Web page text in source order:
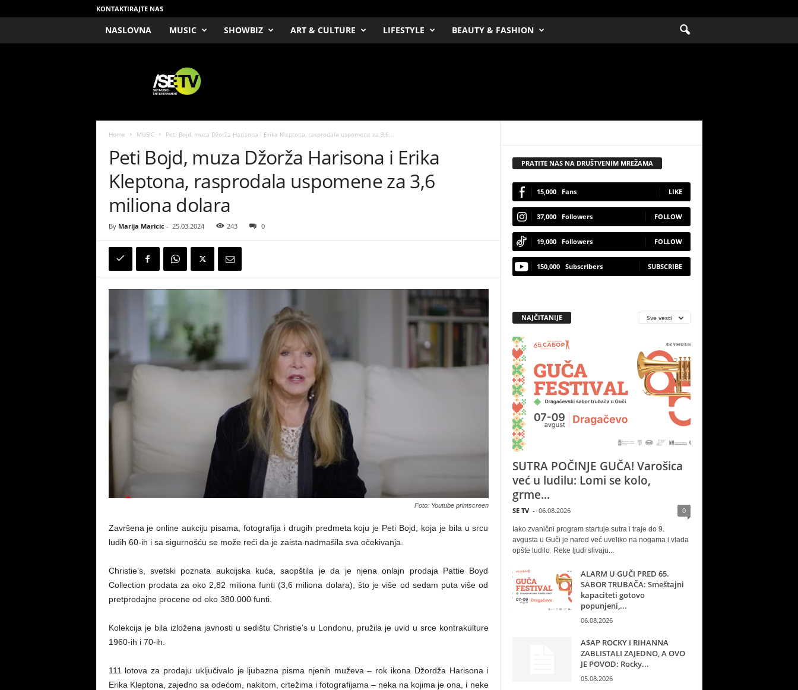
KONTAKTIRAJTE NAS
NASLOVNA MUSIC SHOWBIZ ART & CULTURE LIFESTYLE BEAUTY & FASHION
Home MUSIC Peti Bojd, muza Džorža Harisona i Erika Kleptona, rasprodala uspomene za 3,6...
Peti Bojd, muza Džorža Harisona i Erika
Kleptona, rasprodala uspomene za 3,6
miliona dolara
By Marija Maricic- 25.03.2024 243 0
Foto: Youtube printscreen
Završena je online aukciju pisama, fotografija i drugih predmeta koju je Peti Bojd, koja je bila u srcu
ludih 60-ih i sa sigurnošću se može reći da je zaista nadmašila sva očekivanja.
Christie’s, svetski poznata aukcijska kuća, saopštila je da je njena onlajn prodaja Pattie Boyd
Collection prodata za oko 2,82 miliona funti (3,6 miliona dolara), što je više od sedam puta više od
pretprodajne procene od oko 380.000 funti.
Kolekcija je bila izložena javnosti u sedištu Christie’s u Londonu, pružila je uvid u srce kontrakulture
1960-ih i 70-ih.
111 lotova za prodaju uključivalo je ljubazna pisma njenih muževa – rok ikona Džordža Harisona i
Erika Kleptona, zajedno sa odećom, nakitom, crtežima i fotografijama – neka na kojima je ona, i neke
PRATITE NAS NA DRUŠTVENIM MREŽAMA
15,000 Fans LIKE
37,000 Followers FOLLOW
19,000 Followers FOLLOW
150,000 Subscribers SUBSCRIBE
NAJČITANIJE Sve vesti
SUTRA POČINJE GUČA! Varošica
već u ludilu: Lomi se kolo,
grme...
SE TV - 06.08.2026 0
Iako zvanični program startuje sutra i traje do 9.
avgusta u Guči je narod već uveliko na nogama i vlada
opšte ludilo Reke ljudi slivaju...
ALARM U GUČI PRED 65.
SABOR TRUBAČA: Smeštajni
kapaciteti gotovo
popunjeni,...
06.08.2026
A$AP ROCKY I RIHANNA
ZABLISTALI ZAJEDNO, A OVO
JE POVOD: Rocky...
05.08.2026